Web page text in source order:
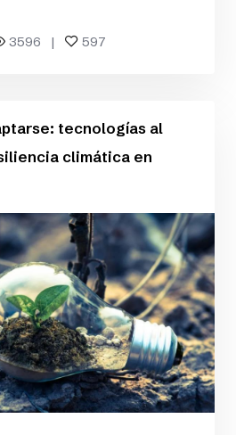
3596 | 597
tecnologías al
climática en